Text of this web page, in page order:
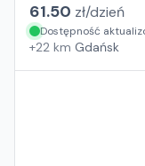
61.50 zł/dzień
Dostępność
+22 km Gdańsk